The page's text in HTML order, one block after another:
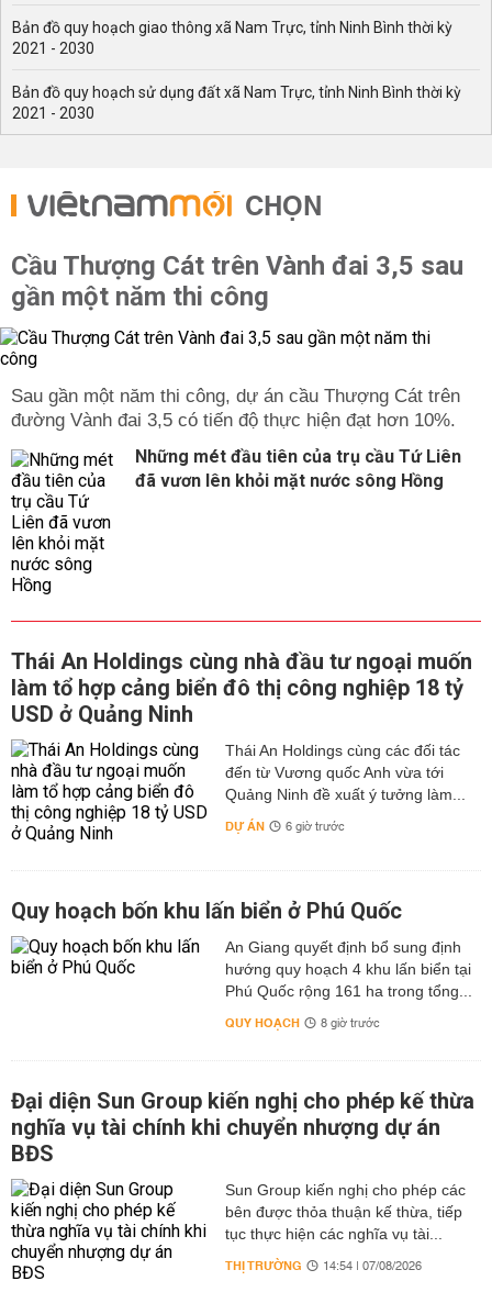
Bản đồ quy hoạch giao thông xã Nam Trực, tỉnh Ninh Bình thời kỳ
2021 - 2030
Bản đồ quy hoạch sử dụng đất xã Nam Trực, tỉnh Ninh Bình thời kỳ
2021 - 2030
CHỌN
Cầu Thượng Cát trên Vành đai 3,5 sau
gần một năm thi công
Sau gần một năm thi công, dự án cầu Thượng Cát trên
đường Vành đai 3,5 có tiến độ thực hiện đạt hơn 10%.
Những mét đầu tiên của trụ cầu Tứ Liên
đã vươn lên khỏi mặt nước sông Hồng
Thái An Holdings cùng nhà đầu tư ngoại muốn
làm tổ hợp cảng biển đô thị công nghiệp 18 tỷ
USD ở Quảng Ninh
Thái An Holdings cùng các đối tác
đến từ Vương quốc Anh vừa tới
Quảng Ninh đề xuất ý tưởng làm...
DỰ ÁN 6 giờ trước
Quy hoạch bốn khu lấn biển ở Phú Quốc
An Giang quyết định bổ sung định
hướng quy hoạch 4 khu lấn biển tại
Phú Quốc rộng 161 ha trong tổng...
QUY HOẠCH 8 giờ trước
Đại diện Sun Group kiến nghị cho phép kế thừa
nghĩa vụ tài chính khi chuyển nhượng dự án
BĐS
Sun Group kiến nghị cho phép các
bên được thỏa thuận kế thừa, tiếp
tục thực hiện các nghĩa vụ tài...
THỊ TRƯỜNG 14:54 | 07/08/2026